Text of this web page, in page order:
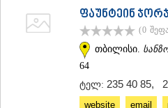
ფაუნტეინ
(0
თბილისი.
64
ტელ: 235 40 85,
website email